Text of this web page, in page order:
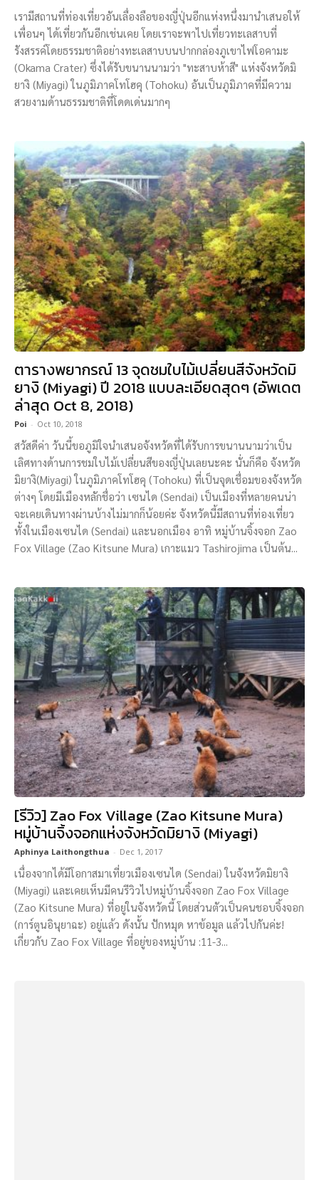
เรามีสถานที่ท่องเที่ยวอันเลื่องลือของญี่ปุ่นอีกแห่งหนึ่งมานำเสนอให้
เพื่อนๆ ได้เที่ยวกันอีกเช่นเคย โดยเราจะพาไปเที่ยวทะเลสาบที่
รังสรรค์โดยธรรมชาติอย่างทะเลสาบบนปากกล่องภูเขาไฟโอคามะ
(Okama Crater) ซึ่งได้รับขนานนามว่า "ทะสาบห้าสี" แห่งจังหวัดมิ
ยางิ (Miyagi) ในภูมิภาคโทโฮคุ (Tohoku) อันเป็นภูมิภาคที่มีความ
สวยงามด้านธรรมชาติที่โดดเด่นมากๆ
ตารางพยากรณ์ 13 จุดชมใบไม้เปลี่ยนสีจังหวัดมิ
ยางิ (Miyagi) ปี 2018 แบบละเอียดสุดๆ (อัพเดต
ล่าสุด Oct 8, 2018)
Poi - Oct 10, 2018
สวัสดีค่า วันนี้ขอภูมิใจนำเสนอจังหวัดที่ได้รับการขนานนามว่าเป็น
เลิศทางด้านการชมใบไม้เปลี่ยนสีของญี่ปุ่นเลยนะคะ นั่นก็คือ จังหวัด
มิยางิ(Miyagi) ในภูมิภาคโทโฮคุ (Tohoku) ที่เป็นจุดเชื่อมของจังหวัด
ต่างๆ โดยมีเมืองหลักชื่อว่า เซนได (Sendai) เป็นเมืองที่หลายคนน่า
จะเคยเดินทางผ่านบ้างไม่มากก็น้อยค่ะ จังหวัดนี้มีสถานที่ท่องเที่ยว
ทั้งในเมืองเซนได (Sendai) และนอกเมือง อาทิ หมู่บ้านจิ้งจอก Zao
Fox Village (Zao Kitsune Mura) เกาะแมว Tashirojima เป็นต้น...
[รีวิว] Zao Fox Village (Zao Kitsune Mura)
หมู่บ้านจิ้งจอกแห่งจังหวัดมิยางิ (Miyagi)
Aphinya Laithongthua - Dec 1, 2017
เนื่องจากได้มีโอกาสมาเที่ยวเมืองเซนได (Sendai) ในจังหวัดมิยางิ
(Miyagi) และเคยเห็นมีคนรีวิวไปหมู่บ้านจิ้งจอก Zao Fox Village
(Zao Kitsune Mura) ที่อยู่ในจังหวัดนี้ โดยส่วนตัวเป็นคนชอบจิ้งจอก
(การ์ตูนอินุยาฉะ) อยู่แล้ว ดังนั้น ปักหมุด หาข้อมูล แล้วไปกันค่ะ!
เกี่ยวกับ Zao Fox Village ที่อยู่ของหมู่บ้าน :11-3...